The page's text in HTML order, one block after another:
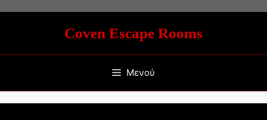
Coven Escape Rooms
Μενού